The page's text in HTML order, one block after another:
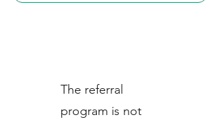
The referral
program is not